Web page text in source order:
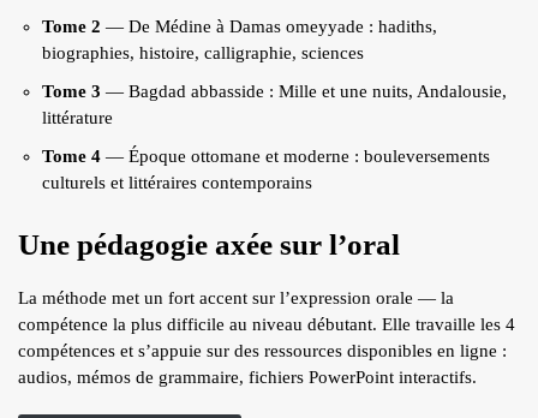
Tome 2 — De Médine à Damas omeyyade : hadiths,
biographies, histoire, calligraphie, sciences
Tome 3 — Bagdad abbasside : Mille et une nuits, Andalousie,
littérature
Tome 4 — Époque ottomane et moderne : bouleversements
culturels et littéraires contemporains
Une pédagogie axée sur l’oral
La méthode met un fort accent sur l’expression orale — la
compétence la plus difficile au niveau débutant. Elle travaille les 4
compétences et s’appuie sur des ressources disponibles en ligne :
audios, mémos de grammaire, fichiers PowerPoint interactifs.